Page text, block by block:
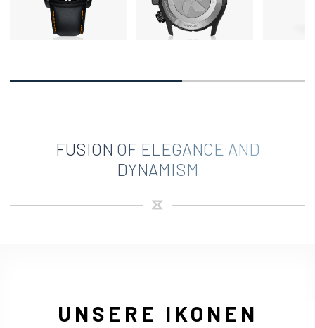
FUSION OF ELEGANCE AND
DYNAMISM
UNSERE IKONEN